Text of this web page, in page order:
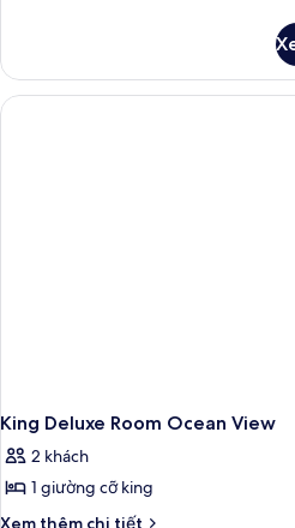
King
Deluxe
Room
King Deluxe Room Ocean View
2 khách
1 giường cỡ king
Xem thêm chi tiết
Chi